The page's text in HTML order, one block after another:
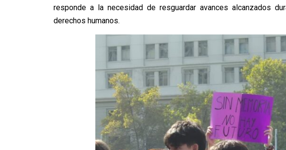
responde a la necesidad de resguardar avances alcanzados
derechos humanos.